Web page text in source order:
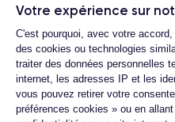
Votre expérience sur
Plateforme de
C'est pourquoi, avec votre
des cookies ou technologies
traiter des données personnelles
internet, les adresses IP et les
vous pouvez retirer votre
préférences cookies » ou en
Batterie
3046 mAh
Réseau mobile
LTE/4G
Quelle société
l'expédition ?
Quels sont les délais
Que se passe-t-il si
après avoir acheté/
Comment demander